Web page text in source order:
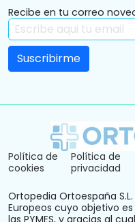
Recibe en tu correo
Política de
cookies
Política de
privacidad
Ortopedia Ortoespaña
Europeos cuyo objetivo